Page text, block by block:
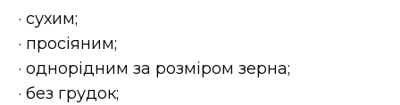
· сухим;
· просіяним;
· однорідним за розміром зерна;
· без грудок;